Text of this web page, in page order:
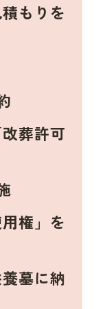
もりを
葬許可
権」を
墓に納